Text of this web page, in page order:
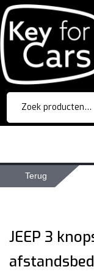
Zoeken
naar:
Terug
JEEP 3